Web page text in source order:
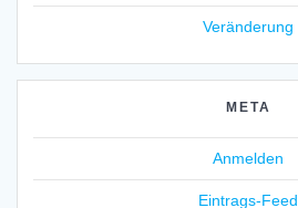
Veränderung
META
Anmelden
Eintrags-Feed